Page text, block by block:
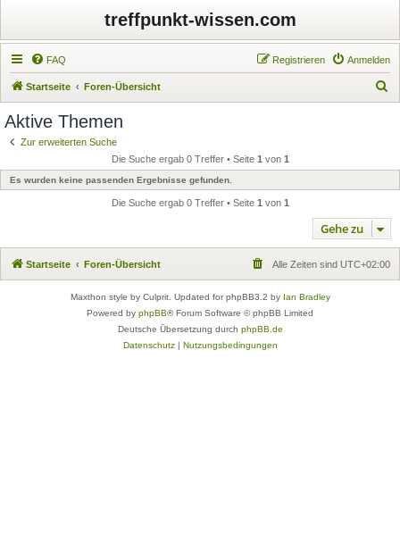
treffpunkt-wissen.com
FAQ Anmelden
Registrieren
Startseite Foren-Übersicht
e
Aktive Themen
Zur erweiterten Suche
Die Suche ergab 0 Treffer • Seite 1 von 1
Es wurden keine passenden Ergebnisse gefunden.
Die Suche ergab 0 Treffer • Seite 1 von 1
Gehe zu
Startseite Foren-Übersicht Alle Zeiten sind UTC+02:00
Maxthon style by Culprit. Updated for phpBB3.2 by Ian Bradley
Powered by phpBB® Forum Software © phpBB Limited
Deutsche Übersetzung durch phpBB.de
Datenschutz| Nutzungsbedingungen